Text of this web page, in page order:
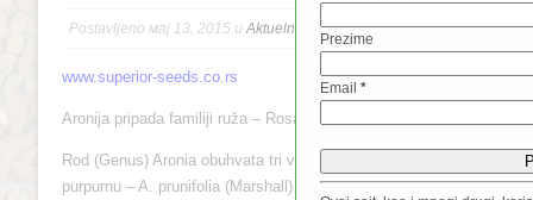
Postavljeno мај 13, 2015 u Aktuelno Povrće / Voće / Začini//
www.superior-seeds.co.rs
Aronija pripada familiji ruža – Rosaceae, podfamiliji Maloideae.
Rod (Genus) Aronia obuhvata tri vrste: crnu aroniju: A.
purpurnu – A. prunifolia (Marshall) Rehder. Po tome što pripada
Prezime
Email *